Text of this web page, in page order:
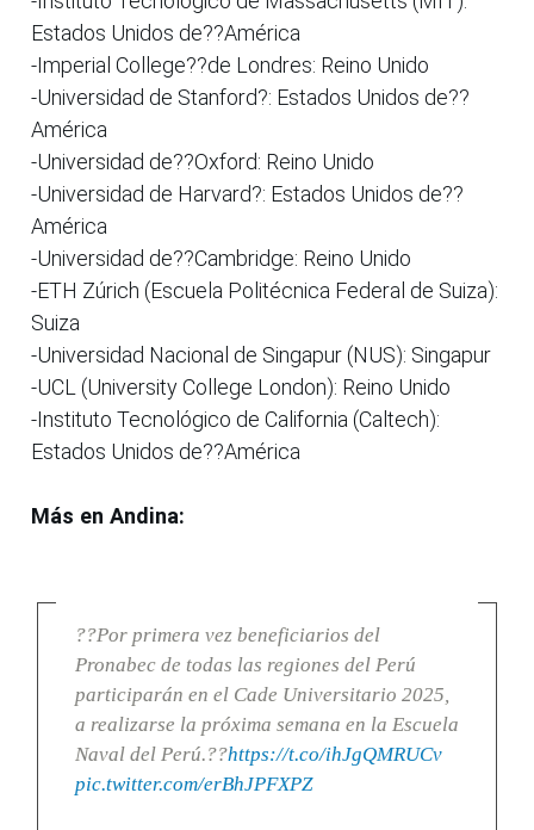
Estados Unidos de??América
-Imperial College??de Londres: Reino Unido
-Universidad de Stanford?: Estados Unidos de??
América
-Universidad de??Oxford: Reino Unido
-Universidad de Harvard?: Estados Unidos de??
América
-Universidad de??Cambridge: Reino Unido
-ETH Zúrich (Escuela Politécnica Federal de Suiza):
Suiza
-Universidad Nacional de Singapur (NUS): Singapur
-UCL (University College London): Reino Unido
-Instituto Tecnológico de California (Caltech):
Estados Unidos de??América
Más en Andina:
??Por primera vez beneficiarios del
Pronabec de todas las regiones del Perú
participarán en el Cade Universitario 2025,
a realizarse la próxima semana en la Escuela
Naval del Perú.??https://t.co/ihJgQMRUCv
pic.twitter.com/erBhJPFXPZ